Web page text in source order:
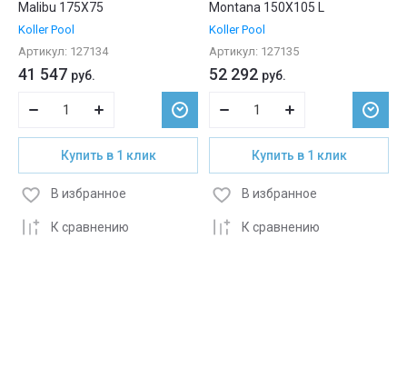
Malibu 175X75
Koller Pool
Артикул: 127134
41 547 руб.
Купить в 1 клик
К сравнению
В избранное
Montana 150X105 L
Koller Pool
Артикул: 127135
52 292 руб.
Купить в 1 клик
К сравнению
В избранное